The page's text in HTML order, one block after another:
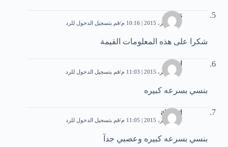
Ras
27 نوفمبر، 2015 | 10:16 م قم بتسجيل الدخول للرد
شكرا على هذه المعلومات القيمة
احمد
27 نوفمبر، 2015 | 11:03 م قم بتسجيل الدخول للرد
بنسي بسرعه كبيره
ahmed
27 نوفمبر، 2015 | 11:05 م قم بتسجيل الدخول للرد
بنسي بسرعه كبيره وعصبي جدآ